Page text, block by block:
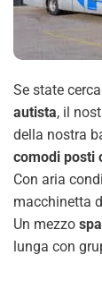
Se state
autista, il
della nostra
comodi posti
Con aria
macchinetta
Un mezzo
lunga con